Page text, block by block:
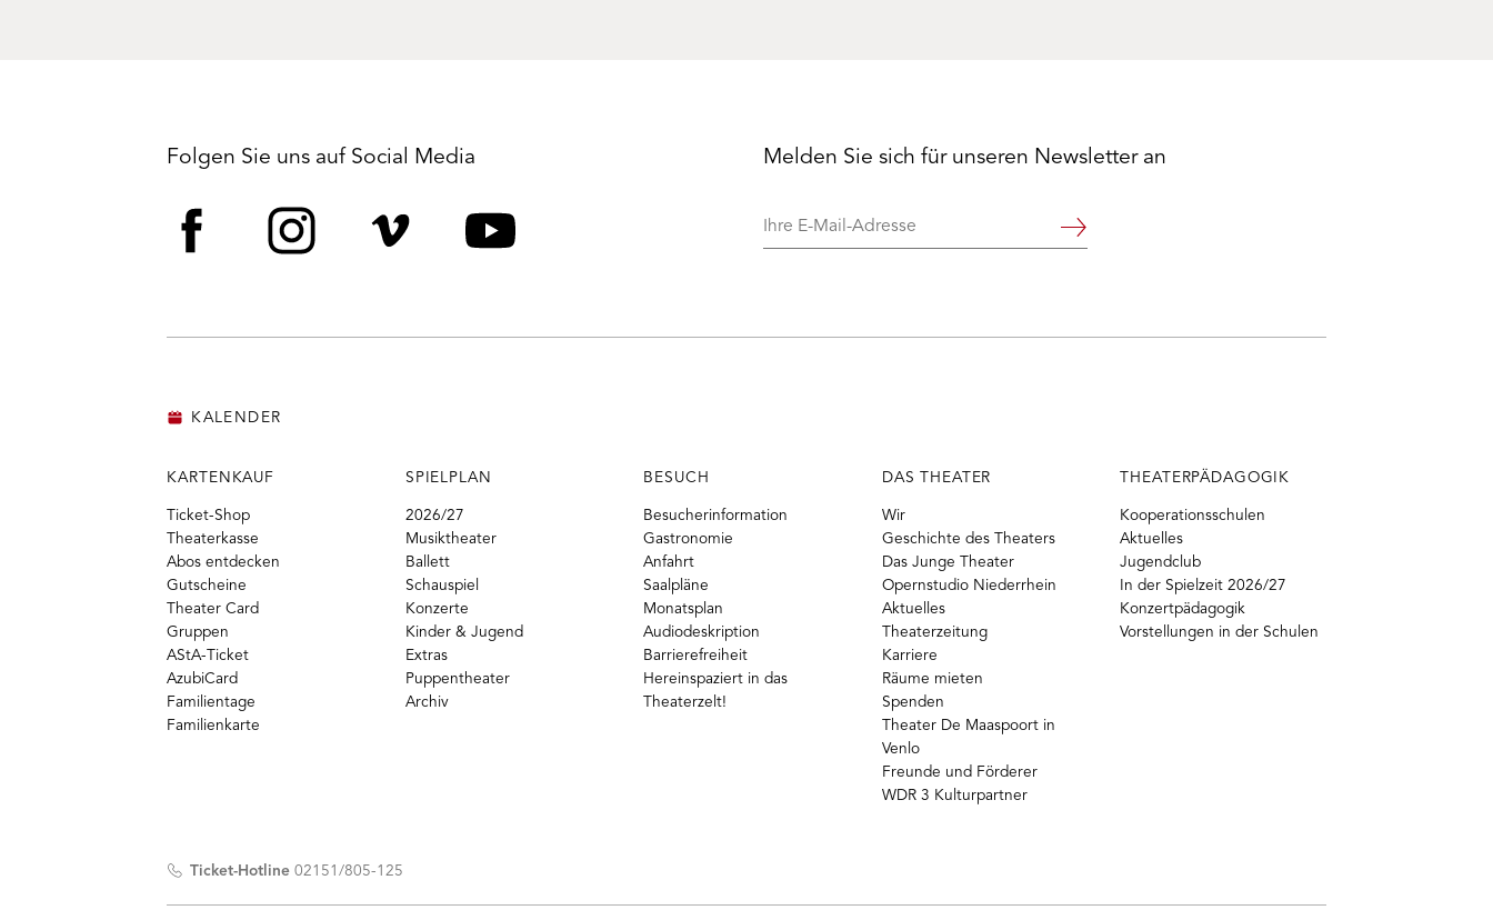
Folgen Sie uns auf Social Media Melden Sie sich für unseren Newsletter an
Ihre
Weiter
KALENDER
KARTENKAUF
Ticket-Shop
Theaterkasse
Abos entdecken
Gutscheine
Theater Card
Gruppen
AStA-Ticket
AzubiCard
Familientage
Familienkarte
SPIELPLAN
2026/27
Musiktheater
Ballett
Schauspiel
Konzerte
Kinder & Jugend
Extras
Puppentheater
Archiv
BESUCH
Besucherinformation
Gastronomie
Anfahrt
Saalpläne
Monatsplan
Audiodeskription
Barrierefreiheit
Hereinspaziert in das
Theaterzelt!
DAS THEATER
Wir
Geschichte des Theaters
Das Junge Theater
Opernstudio Niederrhein
Aktuelles
Theaterzeitung
Karriere
Räume mieten
Spenden
Theater De Maaspoort in
Venlo
Freunde und Förderer
WDR 3 Kulturpartner
THEATERPÄDAGOGIK
Kooperationsschulen
Aktuelles
Jugendclub
In der Spielzeit 2026/27
Konzertpädagogik
Vorstellungen in der Schulen
Ticket-Hotline02151/805-125